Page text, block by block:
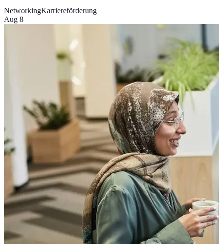
NetworkingKarriereförderung
Aug 8